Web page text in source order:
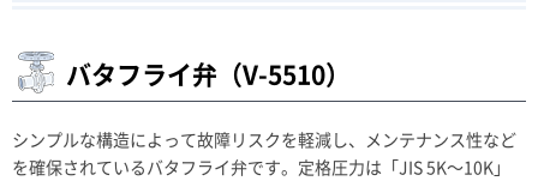
バタフライ弁（V-5510）
シンプルな構造によって故障リスクを軽減し、メンテナンス性など
を確保されているバタフライ弁です。定格圧力は「JIS 5K～10K」